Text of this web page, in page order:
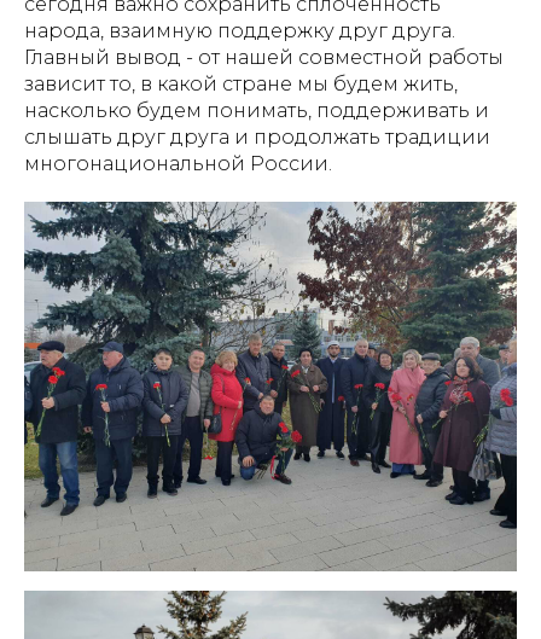
народа, взаимную поддержку друг друга.
Главный вывод - от нашей совместной работы
зависит то, в какой стране мы будем жить,
насколько будем понимать, поддерживать и
слышать друг друга и продолжать традиции
многонациональной России.